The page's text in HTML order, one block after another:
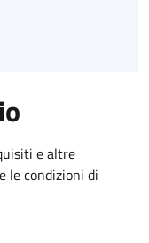
e altre
le condizioni di